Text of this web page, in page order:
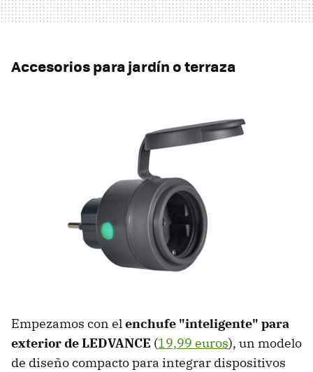
Accesorios para jardín o terraza
Empezamos con elenchufe "inteligente" para
exterior de LEDVANCE (19,99 euros), un modelo
de diseño compacto para integrar dispositivos